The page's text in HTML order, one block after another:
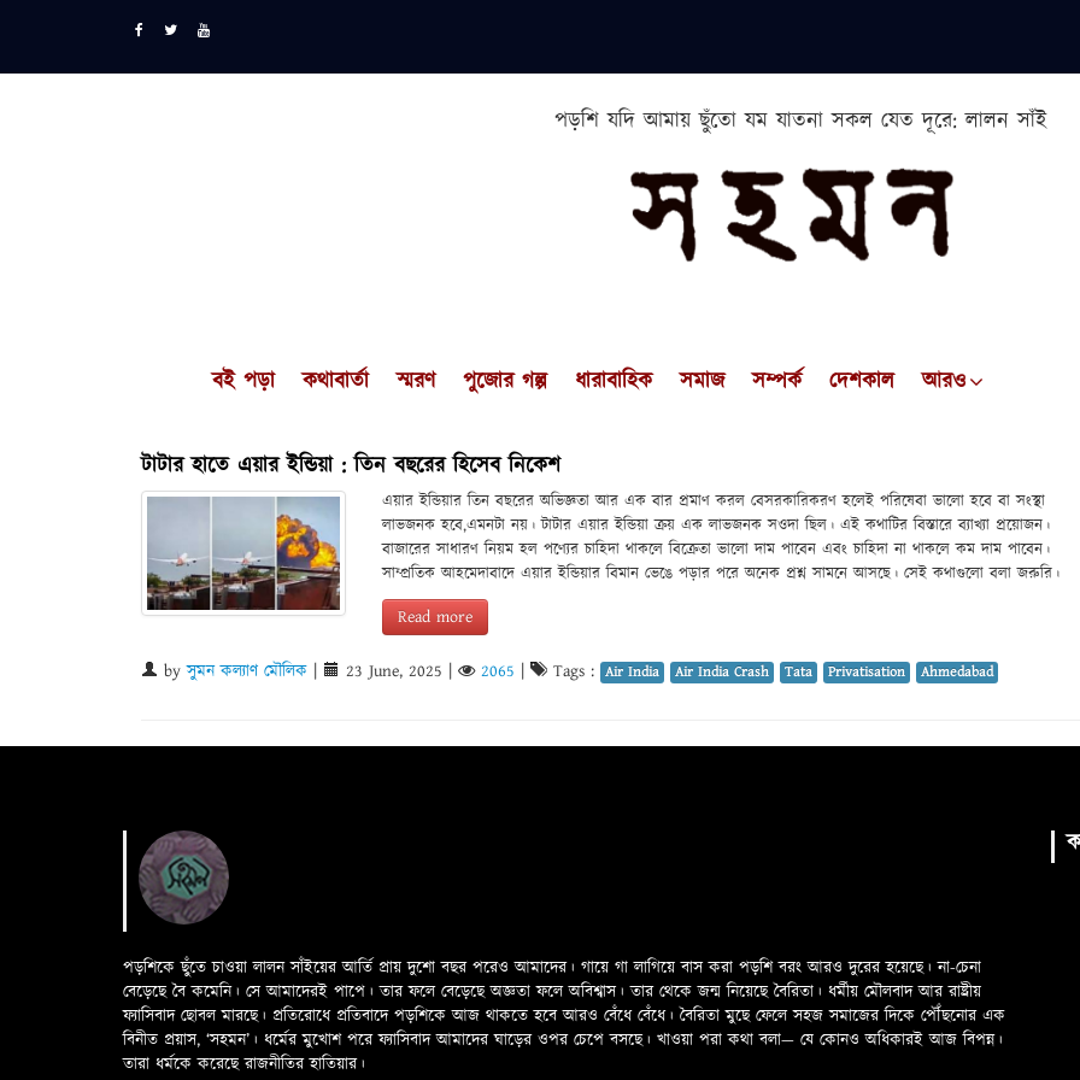
পড়শি যদি আমায় ছুঁতো যম যাতনা সকল যেত দূরে: লালন সাঁই
বই পড়া কথাবার্তা স্মরণ পুজোর গল্প ধারাবাহিক সমাজ সম্পর্ক দেশকাল আরও
টাটার হাতে এয়ার ইন্ডিয়া : তিন বছরের হিসেব নিকেশ
এয়ার ইন্ডিয়ার তিন বছরের অভিজ্ঞতা আর এক বার প্রমাণ করল বেসরকারিকরণ হলেই পরিষেবা ভালো হবে বা সংস্থা
লাভজনক হবে,এমনটা নয়। টাটার এয়ার ইন্ডিয়া ক্রয় এক লাভজনক সওদা ছিল। এই কথাটির বিস্তারে ব্যাখ্যা প্রয়োজন।
বাজারের সাধারণ নিয়ম হল পণ্যের চাহিদা থাকলে বিক্রেতা ভালো দাম পাবেন এবং চাহিদা না থাকলে কম দাম পাবেন।
সাম্প্রতিক আহমেদাবাদে এয়ার ইন্ডিয়ার বিমান ভেঙে পড়ার পরে অনেক প্রশ্ন সামনে আসছে। সেই কথাগুলো বলা জরুরি।
Read more
byসুমন কল্যাণ মৌলিক 23 June, 2025 2065 Tags : Air India Air India Crash Tata Privatisation Ahmedabad
পড়শিকে ছুঁতে চাওয়া লালন সাঁইয়ের আর্তি প্রায় দুশো বছর পরেও আমাদের। গায়ে গা লাগিয়ে বাস করা পড়শি বরং আরও দুরের হয়েছে। না-চেনা
বেড়েছে বৈ কমেনি। সে আমাদেরই পাপে। তার ফলে বেড়েছে অজ্ঞতা ফলে অবিশ্বাস। তার থেকে জন্ম নিয়েছে বৈরিতা। ধর্মীয় মৌলবাদ আর রাষ্ট্রীয়
ফ্যাসিবাদ ছোবল মারছে। প্রতিরোধে প্রতিবাদে পড়শিকে আজ থাকতে হবে আরও বেঁধে বেঁধে। বৈরিতা মুছে ফেলে সহজ সমাজের দিকে পৌঁছনোর এক
বিনীত প্রয়াস, ‘সহমন’। ধর্মের মুখোশ পরে ফ্যাসিবাদ আমাদের ঘাড়ের ওপর চেপে বসছে। খাওয়া পরা কথা বলা—­­ যে কোনও অধিকারই আজ বিপন্ন।
তারা ধর্মকে করেছে রাজনীতির হাতিয়ার।